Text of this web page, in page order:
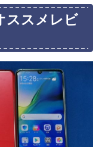
ススメレビ